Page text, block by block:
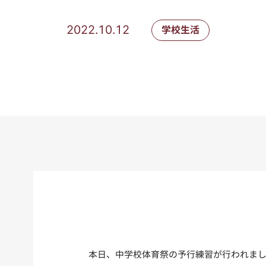
2022.10.12 学校生活
本日、中学校体育祭の予行練習が行われま